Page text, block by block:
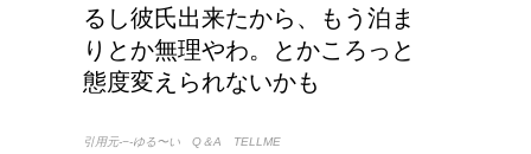
るし彼氏出来たから、もう泊ま
りとか無理やわ。とかころっと
態度変えられないかも
引用元-−-ゆる〜い Q＆A TELLME